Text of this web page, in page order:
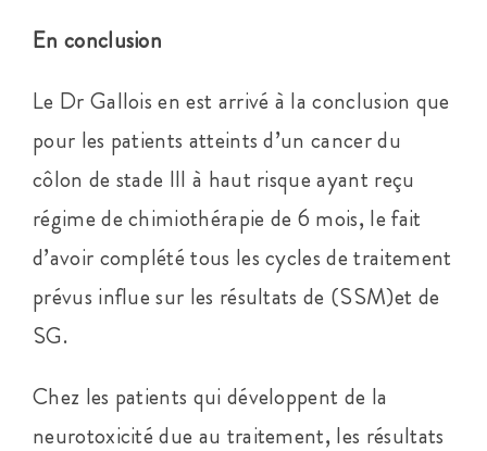
En conclusion
Le Dr Gallois en est arrivé à la conclusion que
pour les patients atteints d’un cancer du
côlon de stade III à haut risque ayant reçu
régime de chimiothérapie de 6 mois, le fait
d’avoir complété tous les cycles de traitement
prévus influe sur les résultats de (SSM)et de
SG.
Chez les patients qui développent de la
neurotoxicité due au traitement, les résultats